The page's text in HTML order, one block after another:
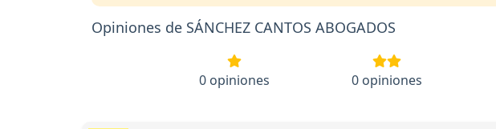
Opiniones de SÁNCHEZ CANTOS ABOGADOS
0 opiniones 0 opiniones